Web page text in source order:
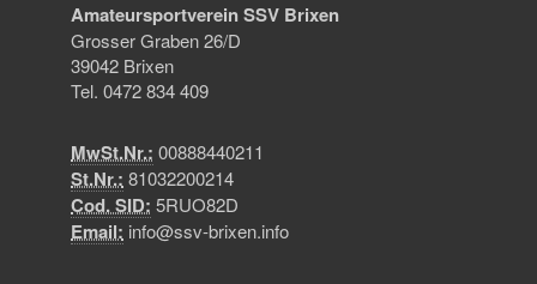
Amateursportverein SSV Brixen
Grosser Graben 26/D
39042 Brixen
Tel. 0472 834 409
MwSt.Nr.: 00888440211
St.Nr.: 81032200214
Cod. SID: 5RUO82D
Email: info@ssv-brixen.info